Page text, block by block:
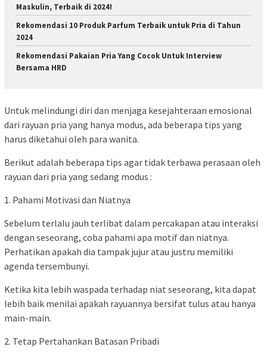
Maskulin, Terbaik di 2024!
Rekomendasi 10 Produk Parfum Terbaik untuk Pria di Tahun
2024
Rekomendasi Pakaian Pria Yang Cocok Untuk Interview
Bersama HRD
Untuk melindungi diri dan menjaga kesejahteraan emosional
dari rayuan pria yang hanya modus, ada beberapa tips yang
harus diketahui oleh para wanita.
Berikut adalah beberapa tips agar tidak terbawa perasaan oleh
rayuan dari pria yang sedang modus :
1. Pahami Motivasi dan Niatnya
Sebelum terlalu jauh terlibat dalam percakapan atau interaksi
dengan seseorang, coba pahami apa motif dan niatnya.
Perhatikan apakah dia tampak jujur atau justru memiliki
agenda tersembunyi.
Ketika kita lebih waspada terhadap niat seseorang, kita dapat
lebih baik menilai apakah rayuannya bersifat tulus atau hanya
main-main.
2. Tetap Pertahankan Batasan Pribadi